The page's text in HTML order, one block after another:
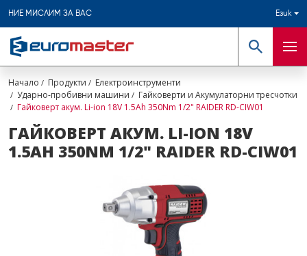
НИЕ МИСЛИМ ЗА ВАС Език
Търсене
Начало Продукти
Електроинструменти
Ударно-пробивни машини
Гайковерти и Акумулаторни тресчотки
Гайковерт акум. Li-ion 18V 1.5Ah 350Nm 1/2" RAIDER RD-CIW01
ГАЙКОВЕРТ АКУМ. LI-ION 18V
1.5AH 350NM 1/2" RAIDER RD-CIW01